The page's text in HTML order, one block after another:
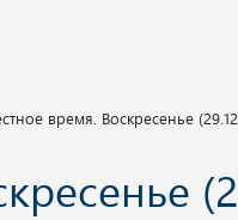
время. Воскресенье